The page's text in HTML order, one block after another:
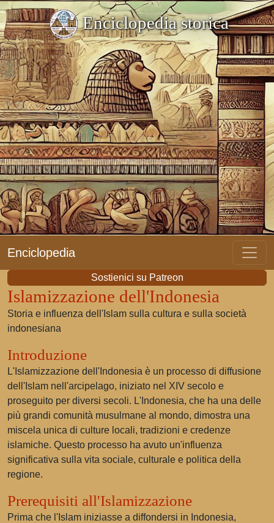
Enciclopedia storica
Enciclopedia
Sostienici su Patreon
Islamizzazione dell'Indonesia
Storia e influenza dell'Islam sulla cultura e sulla società
indonesiana
Introduzione
L'Islamizzazione dell'Indonesia è un processo di diffusione
dell'Islam nell'arcipelago, iniziato nel XIV secolo e
proseguito per diversi secoli. L'Indonesia, che ha una delle
più grandi comunità musulmane al mondo, dimostra una
miscela unica di culture locali, tradizioni e credenze
islamiche. Questo processo ha avuto un'influenza
significativa sulla vita sociale, culturale e politica della
regione.
Prerequisiti all'Islamizzazione
Prima che l'Islam iniziasse a diffondersi in Indonesia,